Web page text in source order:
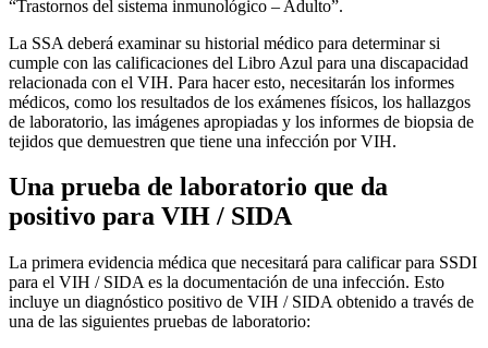
“Trastornos del sistema inmunológico – Adulto”.
La SSA deberá examinar su historial médico para determinar si
cumple con las calificaciones del Libro Azul para una discapacidad
relacionada con el VIH. Para hacer esto, necesitarán los informes
médicos, como los resultados de los exámenes físicos, los hallazgos
de laboratorio, las imágenes apropiadas y los informes de biopsia de
tejidos que demuestren que tiene una infección por VIH.
Una prueba de laboratorio que da
positivo para VIH / SIDA
La primera evidencia médica que necesitará para calificar para SSDI
para el VIH / SIDA es la documentación de una infección. Esto
incluye un diagnóstico positivo de VIH / SIDA obtenido a través de
una de las siguientes pruebas de laboratorio: